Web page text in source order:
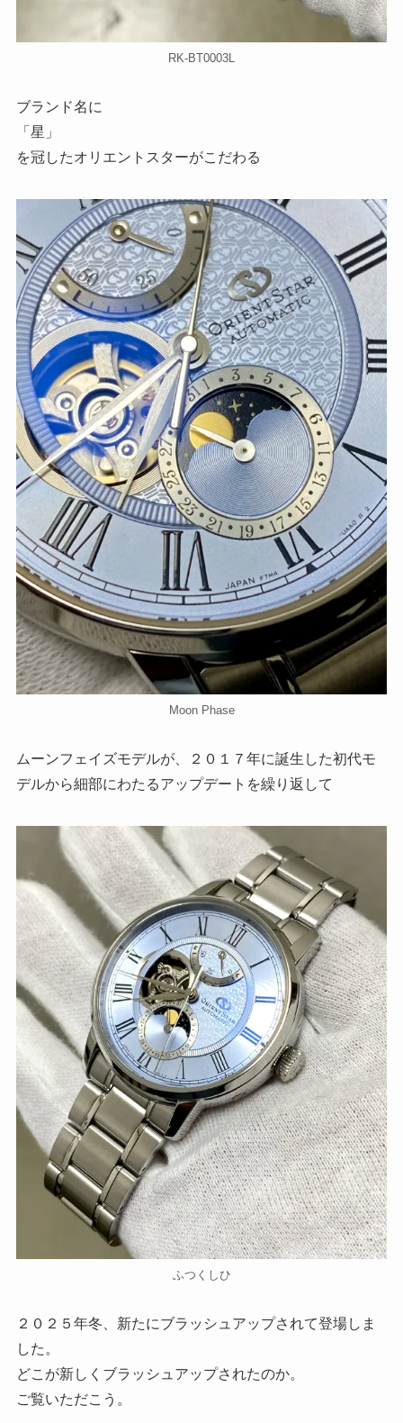
RK-BT0003L
ブランド名に
「星」
を冠したオリエントスターがこだわる
Moon Phase
ムーンフェイズモデルが、２０１７年に誕生した初代モ
デルから細部にわたるアップデートを繰り返して
ふつくしひ
２０２５年冬、新たにブラッシュアップされて登場しま
した。
どこが新しくブラッシュアップされたのか。
ご覧いただこう。